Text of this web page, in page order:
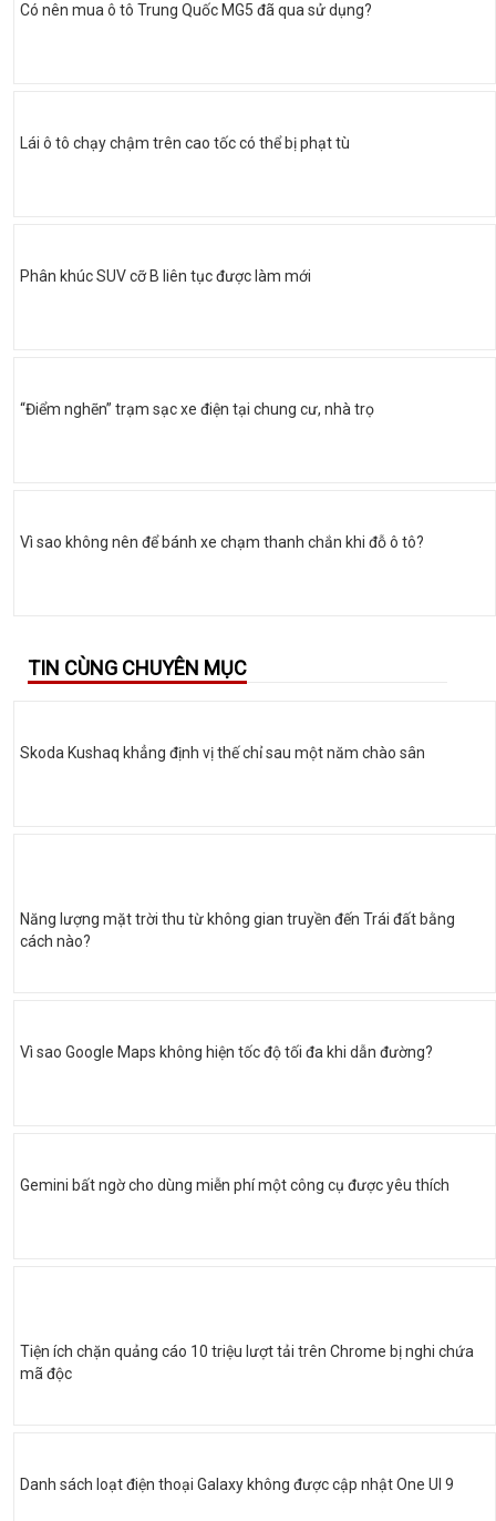
Có nên mua ô tô Trung Quốc MG5 đã qua sử dụng?
Lái ô tô chạy chậm trên cao tốc có thể bị phạt tù
Phân khúc SUV cỡ B liên tục được làm mới
“Điểm nghẽn” trạm sạc xe điện tại chung cư, nhà trọ
Vì sao không nên để bánh xe chạm thanh chắn khi đỗ ô tô?
TIN CÙNG CHUYÊN MỤC
Skoda Kushaq khẳng định vị thế chỉ sau một năm chào sân
Năng lượng mặt trời thu từ không gian truyền đến Trái đất bằng
cách nào?
Vì sao Google Maps không hiện tốc độ tối đa khi dẫn đường?
Gemini bất ngờ cho dùng miễn phí một công cụ được yêu thích
Tiện ích chặn quảng cáo 10 triệu lượt tải trên Chrome bị nghi chứa
mã độc
Danh sách loạt điện thoại Galaxy không được cập nhật One UI 9